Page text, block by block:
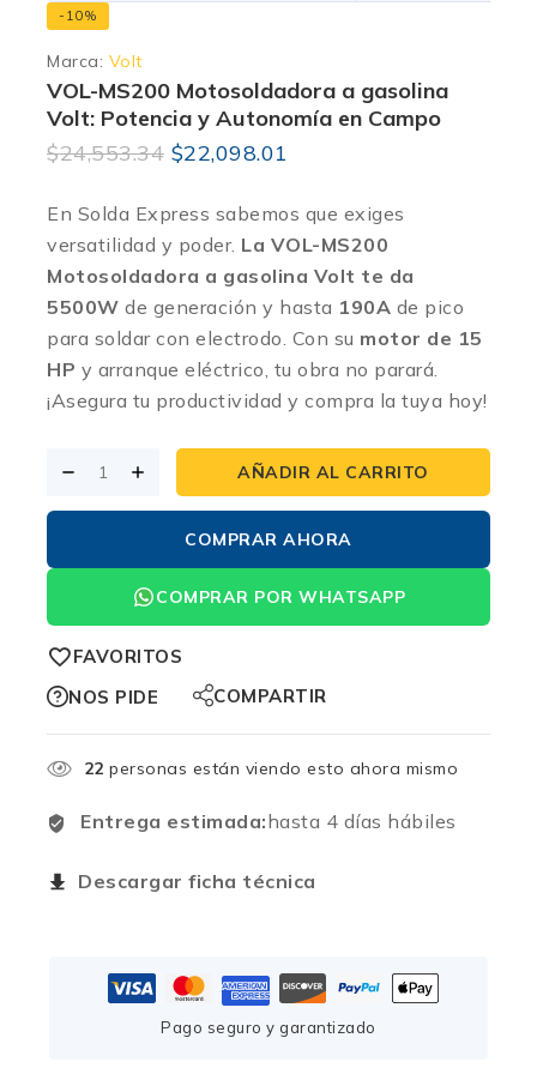
-10%
Marca: Volt
VOL-MS200 Motosoldadora a gasolina
Volt: Potencia y Autonomía en Campo
$24,553.34 $22,098.01
En Solda Express sabemos que exiges
versatilidad y poder. La VOL-MS200
Motosoldadora a gasolina Volt te da
5500W de generación y hasta 190A de pico
para soldar con electrodo. Con su motor de 15
HP y arranque eléctrico, tu obra no parará.
¡Asegura tu productividad y compra la tuya hoy!
AÑADIR AL CARRITO
COMPRAR AHORA
COMPRAR POR WHATSAPP
FAVORITOS
NOS PIDE
COMPARTIR
22 personas están viendo esto ahora mismo
Entrega estimada:hasta 4 días hábiles
Descargar ficha técnica
Pago seguro y garantizado